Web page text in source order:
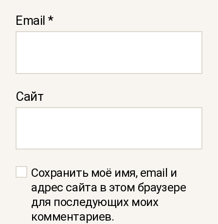
Email*
Сайт
Сохранить моё имя, email и
адрес сайта в этом браузере
для последующих моих
комментариев.